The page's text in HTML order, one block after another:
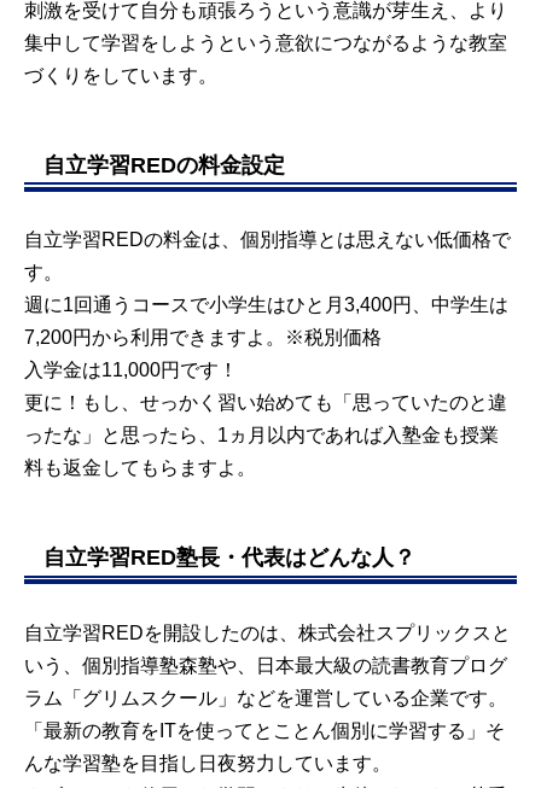
刺激を受けて自分も頑張ろうという意識が芽生え、より
集中して学習をしようという意欲につながるような教室
づくりをしています。
自立学習REDの料金設定
自立学習REDの料金は、個別指導とは思えない低価格で
す。
週に1回通うコースで小学生はひと月3,400円、中学生は
7,200円から利用できますよ。※税別価格
入学金は11,000円です！
更に！もし、せっかく習い始めても「思っていたのと違
ったな」と思ったら、1ヵ月以内であれば入塾金も授業
料も返金してもらますよ。
自立学習RED塾長・代表はどんな人？
自立学習REDを開設したのは、株式会社スプリックスと
いう、個別指導塾森塾や、日本最大級の読書教育プログ
ラム「グリムスクール」などを運営している企業です。
「最新の教育をITを使ってとことん個別に学習する」そ
んな学習塾を目指し日夜努力しています。